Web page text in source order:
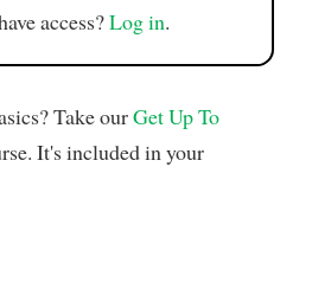
access?Log in.
Take ourGet Up To
It's included in your